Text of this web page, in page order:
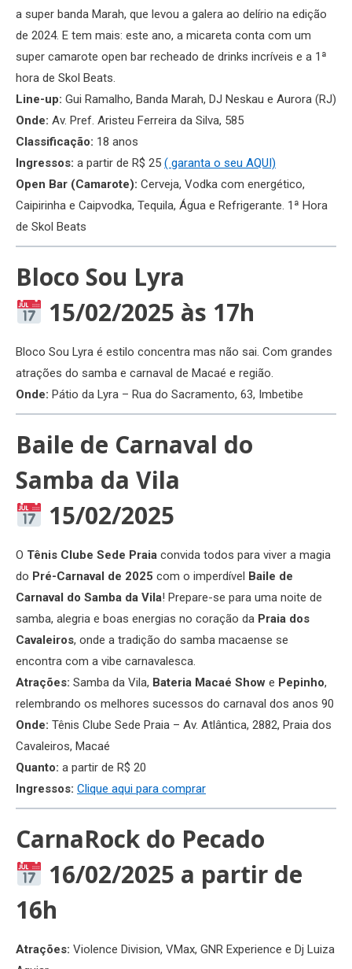
a super banda Marah, que levou a galera ao delírio na edição
de 2024. E tem mais: este ano, a micareta conta com um
super camarote open bar recheado de drinks incríveis e a 1ª
hora de Skol Beats.
Line-up: Gui Ramalho, Banda Marah, DJ Neskau e Aurora (RJ)
Onde: Av. Pref. Aristeu Ferreira da Silva, 585
Classificação: 18 anos
Ingressos: a partir de R$ 25 ( garanta o seu AQUI)
Open Bar (Camarote): Cerveja, Vodka com energético,
Caipirinha e Caipvodka, Tequila, Água e Refrigerante. 1ª Hora
de Skol Beats
Bloco Sou Lyra
15/02/2025 às 17h
Bloco Sou Lyra é estilo concentra mas não sai. Com grandes
atrações do samba e carnaval de Macaé e região.
Onde: Pátio da Lyra – Rua do Sacramento, 63, Imbetibe
Baile de Carnaval do
Samba da Vila
15/02/2025
O Tênis Clube Sede Praia convida todos para viver a magia
do Pré-Carnaval de 2025 com o imperdível Baile de
Carnaval do Samba da Vila! Prepare-se para uma noite de
samba, alegria e boas energias no coração da Praia dos
Cavaleiros, onde a tradição do samba macaense se
encontra com a vibe carnavalesca.
Atrações: Samba da Vila, Bateria Macaé Show e Pepinho,
relembrando os melhores sucessos do carnaval dos anos 90
Onde: Tênis Clube Sede Praia – Av. Atlântica, 2882, Praia dos
Cavaleiros, Macaé
Quanto: a partir de R$ 20
Ingressos: Clique aqui para comprar
CarnaRock do Pecado
16/02/2025 a partir de
16h
Atrações: Violence Division, VMax, GNR Experience e Dj Luiza